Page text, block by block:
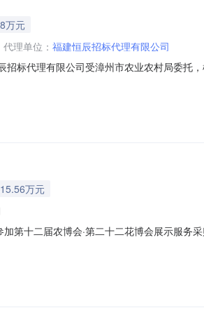
万元
代理单位： 福建恒辰招标代理有限公司
标代理有限公司受漳州市农业农村局委托
式：采购单位：漳州市农业农村局采购单
万元
第十二届农博会·第二十二花博会展示服
方达成如下协议：1、合同标的和合同价格